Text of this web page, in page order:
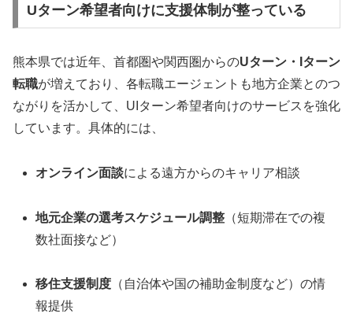
Uターン希望者向けに支援体制が整っている
熊本県では近年、首都圏や関西圏からのUターン・Iターン
転職が増えており、各転職エージェントも地方企業とのつ
ながりを活かして、UIターン希望者向けのサービスを強化
しています。具体的には、
オンライン面談による遠方からのキャリア相談
地元企業の選考スケジュール調整 （短期滞在での複
数社面接など）
移住支援制度 （自治体や国の補助金制度など）の情
報提供